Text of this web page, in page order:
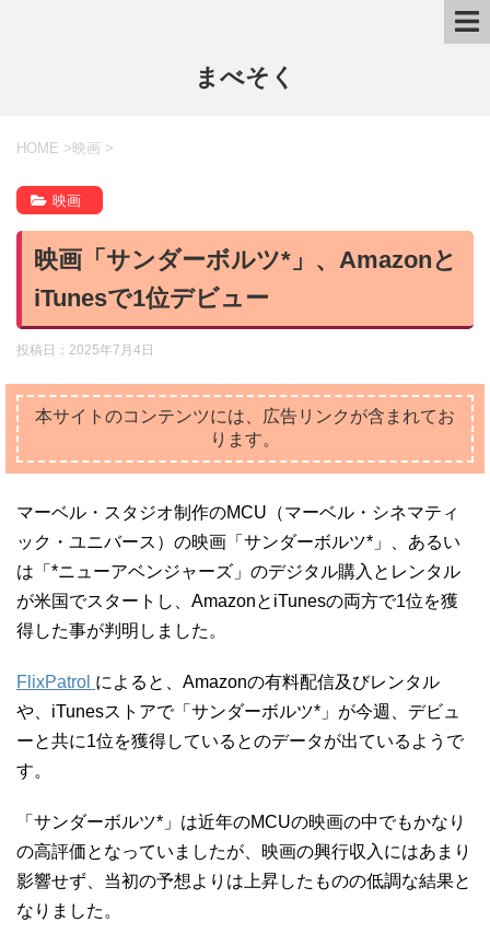
まべそく
HOME > 映画 >
映画
映画「サンダーボルツ*」、Amazonと
iTunesで1位デビュー
投稿日： 2025年7月4日
本サイトのコンテンツには、広告リンクが含まれてお
ります。
マーベル・スタジオ制作のMCU（マーベル・シネマティ
ック・ユニバース）の映画「サンダーボルツ*」、あるい
は「*ニューアベンジャーズ」のデジタル購入とレンタル
が米国でスタートし、AmazonとiTunesの両方で1位を獲
得した事が判明しました。
FlixPatrol によると、Amazonの有料配信及びレンタル
や、iTunesストアで「サンダーボルツ*」が今週、デビュ
ーと共に1位を獲得しているとのデータが出ているようで
す。
「サンダーボルツ*」は近年のMCUの映画の中でもかなり
の高評価となっていましたが、映画の興行収入にはあまり
影響せず、当初の予想よりは上昇したものの低調な結果と
なりました。